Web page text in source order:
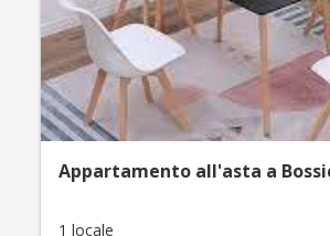
Appartamento all'asta a
1 locale